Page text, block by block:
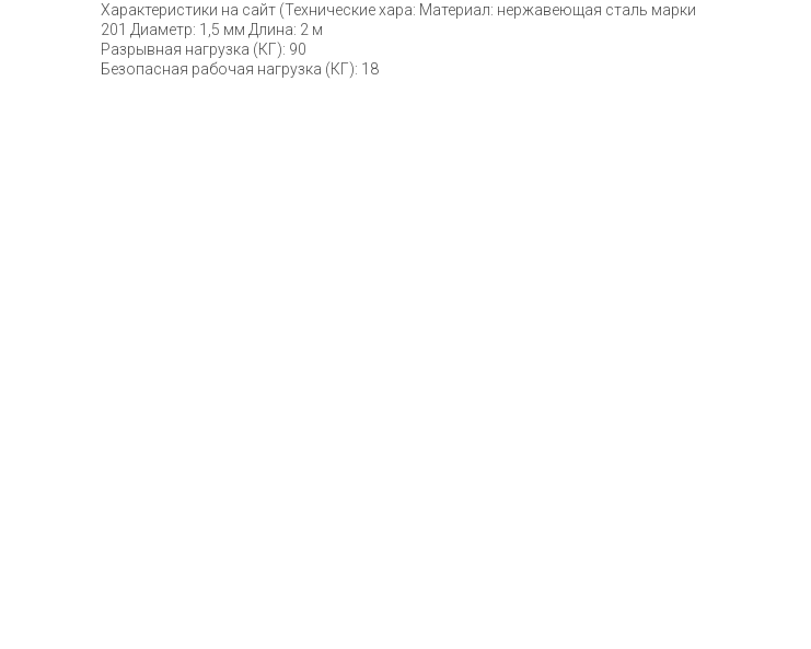
Характеристики на сайт (Технические хара: Материал: нержавеющая сталь марки
201 Диаметр: 1,5 мм Длина: 2 м
Разрывная нагрузка (КГ): 90
Безопасная рабочая нагрузка (КГ): 18